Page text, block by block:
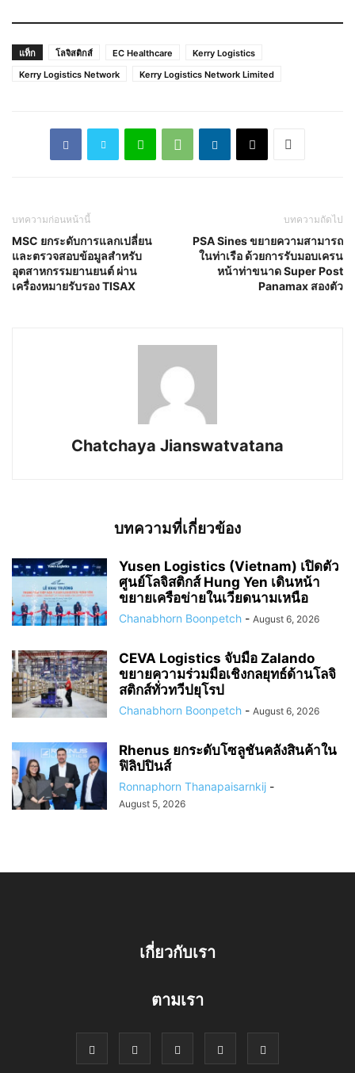
แท็ก โลจิสติกส์ EC Healthcare
Kerry Logistics
Kerry Logistics Network
Kerry Logistics Network Limited
บทความก่อนหน้านี้
MSC ยกระดับการแลกเปลี่ยน
และตรวจสอบข้อมูลสำหรับ
อุตสาหกรรมยานยนต์ ผ่าน
เครื่องหมายรับรอง TISAX
บทความถัดไป
PSA Sines ขยายความสามารถ
ในท่าเรือ ด้วยการรับมอบเครน
หน้าท่าขนาด Super Post
Panamax สองตัว
Chatchaya Jianswatvatana
บทความที่เกี่ยวข้อง
Yusen Logistics (Vietnam) เปิดตัว
ศูนย์โลจิสติกส์ Hung Yen เดินหน้า
ขยายเครือข่ายในเวียดนามเหนือ
Chanabhorn Boonpetch - August 6, 2026
CEVA Logistics จับมือ Zalando
ขยายความร่วมมือเชิงกลยุทธ์ด้านโลจิ
สติกส์ทั่วทวีปยุโรป
Chanabhorn Boonpetch - August 6, 2026
Rhenus ยกระดับโซลูชันคลังสินค้าใน
ฟิลิปปินส์
Ronnaphorn Thanapaisarnkij -
August 5, 2026
เกี่ยวกับเรา
ตามเรา